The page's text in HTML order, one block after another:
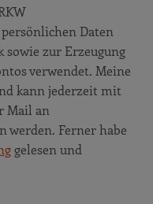
Daten
sowie zur Erzeugung
verwendet. Meine
kann jederzeit mit
Mail an
werden. Ferner habe
gelesen und